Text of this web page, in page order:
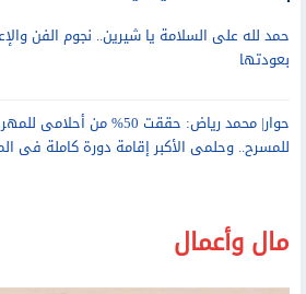
عمرو أديب: رسالتي لأي شقيق لم يبدأ
حمد لله على السلامة يا شيرين.. نجوم الفن
بعودتها
للمسرح.. وحلمى الأكبر إقامة دورة كاملة فى